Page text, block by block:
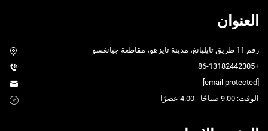
العنوان
رقم 11 طريق تايليانغ، مدينة تايزهو، مقاطعة جيانغسو
+86-13182442305
[email protected]
الوقت: 9.00 صباحًا - 4.00 عصرًا